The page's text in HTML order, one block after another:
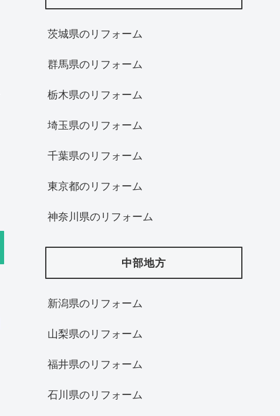
茨城県のリフォーム
群馬県のリフォーム
栃木県のリフォーム
埼玉県のリフォーム
千葉県のリフォーム
東京都のリフォーム
神奈川県のリフォーム
中部地方
新潟県のリフォーム
山梨県のリフォーム
福井県のリフォーム
石川県のリフォーム